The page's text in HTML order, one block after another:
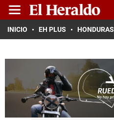
INICIO EH PLUS HONDURAS